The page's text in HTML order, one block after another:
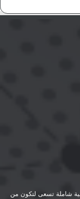
شاملة تسعى لتكون من